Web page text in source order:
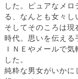
した。ピュアなメ
る、なんとも女々し
そしてそのころは現
時代。思いを伝える
ＩＮＥやメールで
した。
純粋な男女がいかに